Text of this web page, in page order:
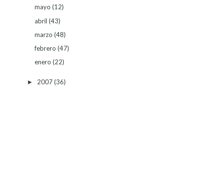
mayo (12)
abril (43)
marzo (48)
febrero (47)
enero (22)
► 2007(36)